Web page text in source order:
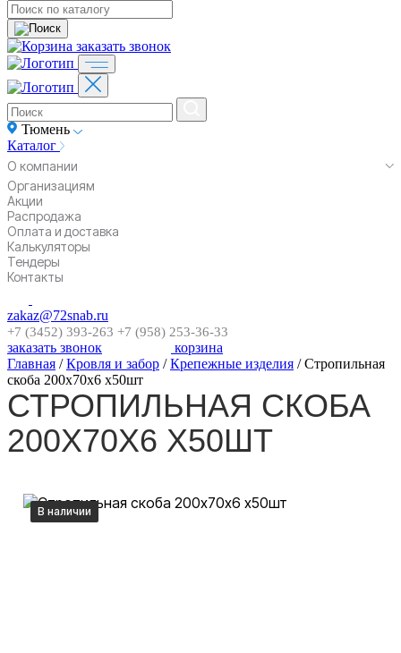
заказать звонок
Тюмень
Каталог
О компании
Организациям
Акции
Распродажа
Оплата и доставка
Калькуляторы
Тендеры
Контакты
zakaz@72snab.ru
+7 (3452) 393-263 +7 (958) 253-36-33
заказать звонок
корзина
Главная / Кровля и забор / Крепежные изделия / Стропильная
скоба 200х70х6 х50шт
СТРОПИЛЬНАЯ СКОБА
200Х70Х6 Х50ШТ
В наличии